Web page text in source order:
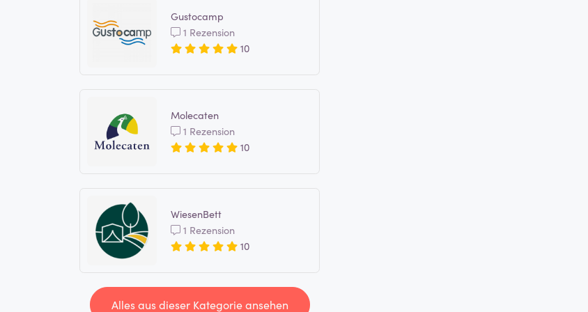
Gustocamp
1 Rezension
10
Molecaten
1 Rezension
10
WiesenBett
1 Rezension
10
Alles aus dieser Kategorie ansehen